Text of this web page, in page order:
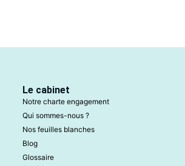
Le cabinet
Notre charte engagement
Qui sommes-nous ?
Nos feuilles blanches
Blog
Glossaire